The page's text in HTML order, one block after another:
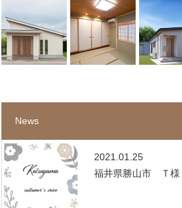
News
2021.01.25
福井県勝山市 Ｔ様